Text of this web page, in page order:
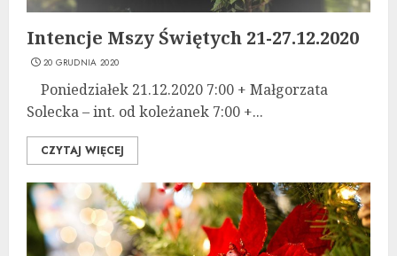
Intencje Mszy Świętych 21-27.12.2020
20 GRUDNIA 2020
Poniedziałek 21.12.2020 7:00 + Małgorzata
Solecka – int. od koleżanek 7:00 +...
CZYTAJ WIĘCEJ